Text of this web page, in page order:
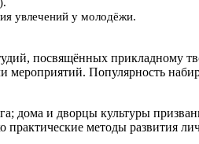
увлечений у молодёжи.
посвящённых прикладному
Популярность
дома и дворцы культуры
методы развития